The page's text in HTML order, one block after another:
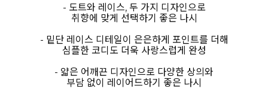
- 도트와 레이스, 두 가지 디자인으로
취향에 맞게 선택하기 좋은 나시
- 밑단 레이스 디테일이 은은하게 포인트를 더해
심플한 코디도 더욱 사랑스럽게 완성
- 얇은 어깨끈 디자인으로 다양한 상의와
부담 없이 레이어드하기 좋은 나시